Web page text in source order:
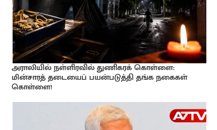
அராலியில் நள்ளிரவில் துணிகரக் கொள்ளை:
மின்சாரத் தடையைப் பயன்படுத்தி தங்க நகைகள்
கொள்ளை!